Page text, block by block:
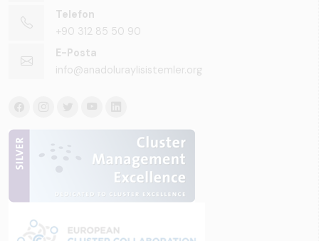
Telefon
+90 312 85 50 90
E-Posta
info@anadoluraylisistemler.org